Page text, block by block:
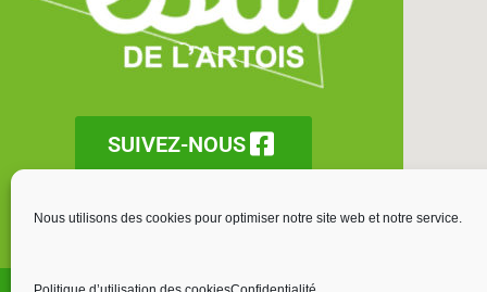
Nous utilisons des cookies pour optimiser notre site web et notre service.
SUIVEZ-NOUS